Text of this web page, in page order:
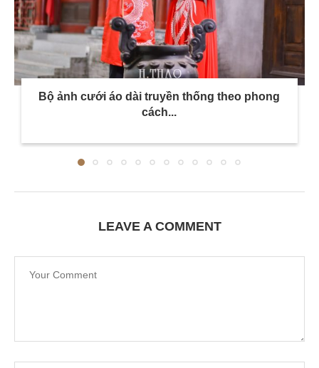
Bộ ảnh cưới áo dài truyền thống theo phong
cách...
LEAVE A COMMENT